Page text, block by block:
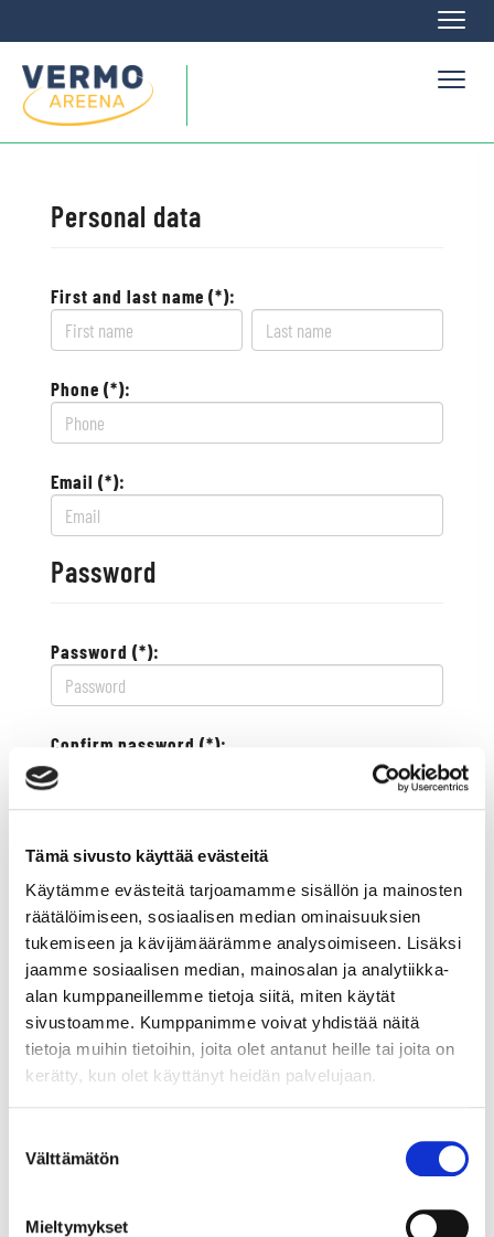
Tämä sivusto käyttää evästeitä
Käytämme evästeitä tarjoamamme sisällön ja mainosten
räätälöimiseen, sosiaalisen median ominaisuuksien
tukemiseen ja kävijämäärämme analysoimiseen. Lisäksi
jaamme sosiaalisen median, mainosalan ja analytiikka-
alan kumppaneillemme tietoja siitä, miten käytät
sivustoamme. Kumppanimme voivat yhdistää näitä
tietoja muihin tietoihin, joita olet antanut heille tai joita on
kerätty, kun olet käyttänyt heidän palvelujaan.
valinta
Välttämätön
Mieltymykset
Personal data
First and last name (*):
Phone (*):
Email (*):
Password
Password (*):
Confirm password (*):
Street address (*):
Country (*):
I'd like to receive the Vermo newsletter